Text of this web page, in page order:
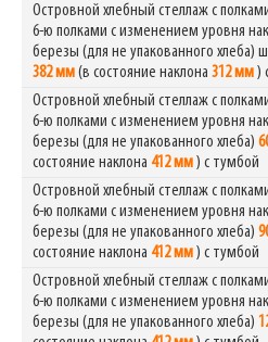
Островной хлебный стеллаж с
6-ю полками с изменением уровня
березы (для не упакованного хлеба)
382 мм(в состояние наклона 312 мм)
Островной хлебный стеллаж с
6-ю полками с изменением уровня
березы (для не упакованного хлеба)
состояние наклона 412 мм) с тумбой
Островной хлебный стеллаж с
6-ю полками с изменением уровня
березы (для не упакованного хлеба)
состояние наклона 412 мм) с тумбой
Островной хлебный стеллаж с
6-ю полками с изменением уровня
березы (для не упакованного хлеба)